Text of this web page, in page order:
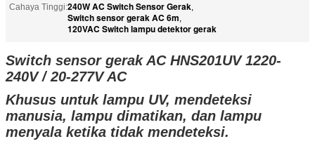
Cahaya Tinggi:240W AC Switch Sensor Gerak,
Switch sensor gerak AC 6m,
120VAC Switch lampu detektor gerak
Switch sensor gerak AC HNS201UV 1220-
240V / 20-277V AC
Khusus untuk lampu UV, mendeteksi
manusia, lampu dimatikan, dan lampu
menyala ketika tidak mendeteksi.